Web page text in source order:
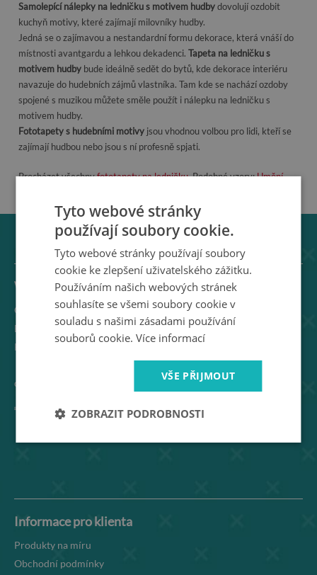
Samolepící nálepky na ledničku s motivem hudbydovolují ozdobit
kuchyň motivy, které zajímají milovníky hudby.
Jedná se o zajímavou a nestandardní formu dekorace, která vnáší do
místnosti avantgardu a lehkou dekadenci. Tapeta na ledničku s
motivem hudby bude ideálně sedět do bytů, kde dekorace interiéru
navazuje do hudebních zájmů vlastníka. Tam kde se nachází ozdoby
spojené s muzikou můžete směle použít i nálepku na ledničku s
motivem hudby.
Fototapety s hudebními motivy jsou vhodnou volbou pro lidi, kteří se
zajímají hudbou nebo jsou s ní profesně spjati.
Procházet všechnyfototapety na ledničku. Podobné vzory:Umění,
WallMuralia
O nás
Blog
Kontakt
dodávka
Informace pro klienta
Produkty na míru
Obchodní podmínky
Tyto webové stránky
používají soubory cookie.
Tyto webové stránky používají soubory
cookie ke zlepšení uživatelského zážitku.
Používáním našich webových stránek
souhlasíte se všemi soubory cookie v
souladu s našimi zásadami používání
souborů cookie.Více informací
VŠE PŘIJMOUT
ZOBRAZIT PODROBNOSTI